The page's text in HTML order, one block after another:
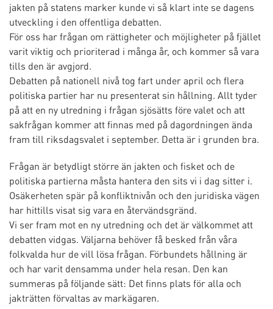
jakten på statens marker kunde vi så klart inte se dagens
utveckling i den offentliga debatten.
För oss har frågan om rättigheter och möjligheter på fjället
varit viktig och prioriterad i många år, och kommer så vara
tills den är avgjord.
Debatten på nationell nivå tog fart under april och flera
politiska partier har nu presenterat sin hållning. Allt tyder
på att en ny utredning i frågan sjösätts före valet och att
sakfrågan kommer att finnas med på dagordningen ända
fram till riksdagsvalet i september. Detta är i grunden bra.
Frågan är betydligt större än jakten och fisket och de
politiska partierna måsta hantera den sits vi i dag sitter i.
Osäkerheten spär på konfliktnivån och den juridiska vägen
har hittills visat sig vara en återvändsgränd.
Vi ser fram mot en ny utredning och det är välkommet att
debatten vidgas. Väljarna behöver få besked från våra
folkvalda hur de vill lösa frågan. Förbundets hållning är
och har varit densamma under hela resan. Den kan
summeras på följande sätt: Det finns plats för alla och
jakträtten förvaltas av markägaren.